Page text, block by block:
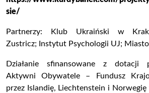
sie/
Partnerzy:
Klub Ukraiński w
Zustricz;
Instytut Psychologii UJ; Miasto
Działanie sfinansowane z dotacji
Aktywni Obywatele – Fundusz
przez Islandię, Liechtenstein i